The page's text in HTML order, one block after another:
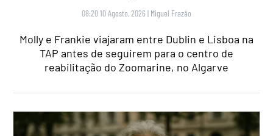
08:20 10 Agosto, 2026 | Miguel Frazão
Molly e Frankie viajaram entre Dublin e Lisboa na
TAP antes de seguirem para o centro de
reabilitação do Zoomarine, no Algarve